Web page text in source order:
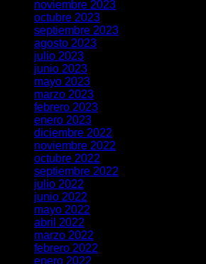
noviembre 2023
octubre 2023
septiembre 2023
agosto 2023
julio 2023
junio 2023
mayo 2023
marzo 2023
febrero 2023
enero 2023
diciembre 2022
noviembre 2022
octubre 2022
septiembre 2022
julio 2022
junio 2022
mayo 2022
abril 2022
marzo 2022
febrero 2022
enero 2022